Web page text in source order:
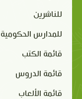
للناشرين
للمدارس الحكومية
قائمة الكتب
قائمة الدروس
قائمة الألعاب